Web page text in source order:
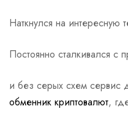
Наткнулся на интересную
Постоянно сталкивался с
и без серых схем сервис
обменник криптовалют,